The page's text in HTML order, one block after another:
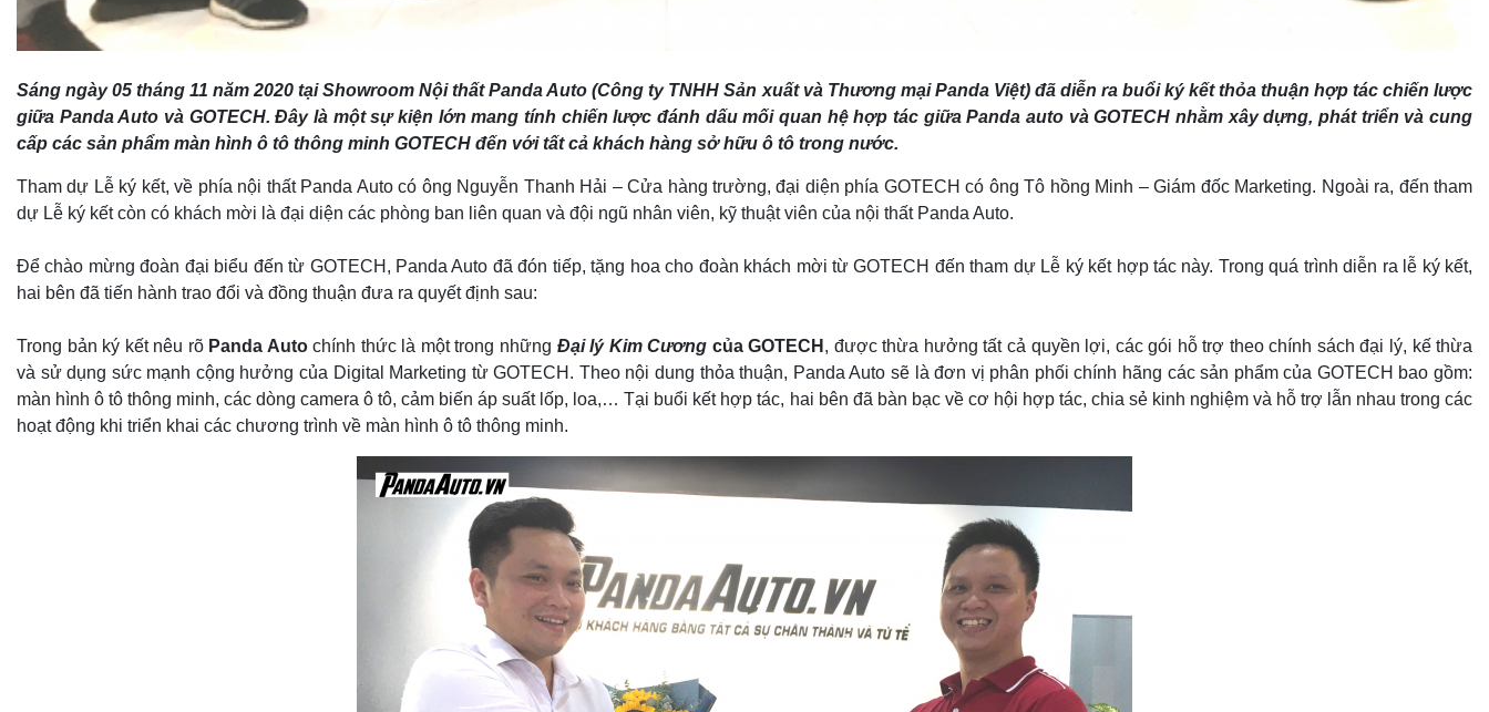
Sáng ngày 05 tháng 11 năm 2020 tại Showroom Nội thất Panda Auto (Công ty TNHH Sản xuất và Thương mại Panda Việt) đã diễn ra buổi ký kết thỏa thuận hợp tác chiến lược
giữa Panda Auto và GOTECH. Đây là một sự kiện lớn mang tính chiến lược đánh dấu mối quan hệ hợp tác giữa Panda auto và GOTECH nhằm xây dựng, phát triển và cung
cấp các sản phẩm màn hình ô tô thông minh GOTECH đến với tất cả khách hàng sở hữu ô tô trong nước.
Tham dự Lễ ký kết, về phía nội thất Panda Auto có ông Nguyễn Thanh Hải – Cửa hàng trường, đại diện phía GOTECH có ông Tô hồng Minh – Giám đốc Marketing. Ngoài ra, đến tham
dự Lễ ký kết còn có khách mời là đại diện các phòng ban liên quan và đội ngũ nhân viên, kỹ thuật viên của nội thất Panda Auto.
Để chào mừng đoàn đại biểu đến từ GOTECH, Panda Auto đã đón tiếp, tặng hoa cho đoàn khách mời từ GOTECH đến tham dự Lễ ký kết hợp tác này. Trong quá trình diễn ra lễ ký kết,
hai bên đã tiến hành trao đổi và đồng thuận đưa ra quyết định sau:
Trong bản ký kết nêu rõ Panda Autochính thức là một trong những Đại lý Kim Cương của GOTECH , được thừa hưởng tất cả quyền lợi, các gói hỗ trợ theo chính sách đại lý, kế thừa
và sử dụng sức mạnh cộng hưởng của Digital Marketing từ GOTECH. Theo nội dung thỏa thuận, Panda Auto sẽ là đơn vị phân phối chính hãng các sản phẩm của GOTECH bao gồm:
màn hình ô tô thông minh, các dòng camera ô tô, cảm biến áp suất lốp, loa,… Tại buổi kết hợp tác, hai bên đã bàn bạc về cơ hội hợp tác, chia sẻ kinh nghiệm và hỗ trợ lẫn nhau trong các
hoạt động khi triển khai các chương trình về màn hình ô tô thông minh.